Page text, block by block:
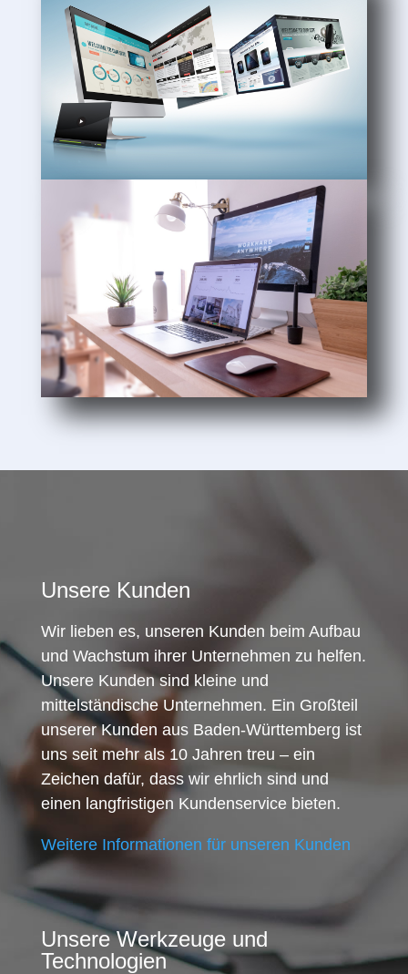
Unsere Kunden
Wir lieben es, unseren Kunden beim Aufbau
und Wachstum ihrer Unternehmen zu helfen.
Unsere Kunden sind kleine und
mittelständische Unternehmen. Ein Großteil
unserer Kunden aus Baden-Württemberg ist
uns seit mehr als 10 Jahren treu – ein
Zeichen dafür, dass wir ehrlich sind und
einen langfristigen Kundenservice bieten.
Weitere Informationen für unseren Kunden
Unsere Werkzeuge und
Technologien